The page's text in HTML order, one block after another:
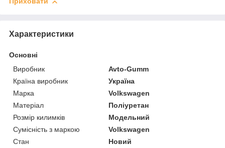
Характеристики
Основні
Виробник
Avto-Gumm
Країна виробник
Україна
Марка
Volkswagen
Матеріал
Поліуретан
Розмір килимків
Модельний
Сумісність з маркою
Volkswagen
Стан
Новий